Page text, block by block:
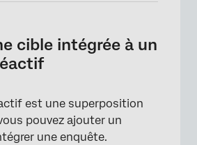
cible intégrée à un
est une superposition
pouvez ajouter un
une enquête.